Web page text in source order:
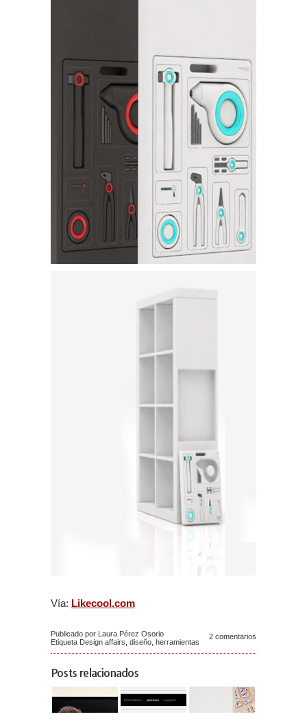
Vía: Likecool.com
Publicado por Laura Pérez Osorio
Etiqueta Design affairs diseño herramientas
2 comentarios
Posts relacionados